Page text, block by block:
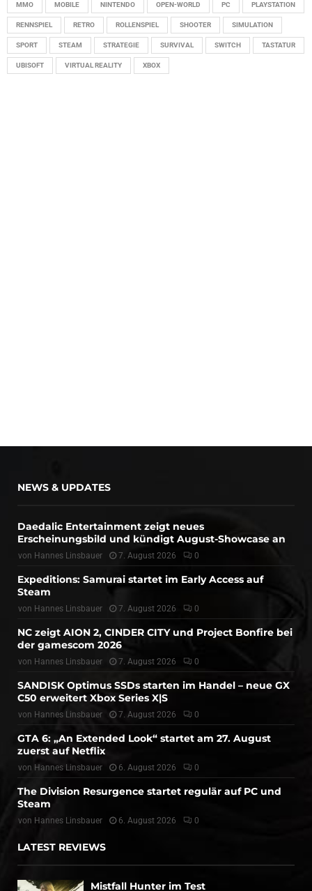
MMO MOBILE NINTENDO OPEN-WORLD PC PLAYSTATION
RENNSPIEL RETRO ROLLENSPIEL SHOOTER SIMULATION
SPORT STEAM STRATEGIE SURVIVAL SWITCH TASTATUR
UBISOFT VIRTUAL REALITY XBOX
NEWS & UPDATES
Daedalic Entertainment zeigt neues
Erscheinungsbild und kündigt August-Showcase an
von Hannes Linsbauer 7. August 2026 0
Expeditions: Samurai startet im Early Access auf
Steam
von Hannes Linsbauer 7. August 2026 0
NC zeigt AION 2, CINDER CITY und Project Bonfire bei
der gamescom 2026
von Hannes Linsbauer 7. August 2026 0
SANDISK Optimus SSDs starten im Handel – neue GX
C50 erweitert Xbox Series X|S
von Hannes Linsbauer 7. August 2026 0
GTA 6: „An Extended Look“ startet am 27. August
zuerst auf Netflix
von Hannes Linsbauer 6. August 2026 0
The Division Resurgence startet regulär auf PC und
Steam
von Hannes Linsbauer 6. August 2026 0
LATEST REVIEWS
Mistfall Hunter im Test